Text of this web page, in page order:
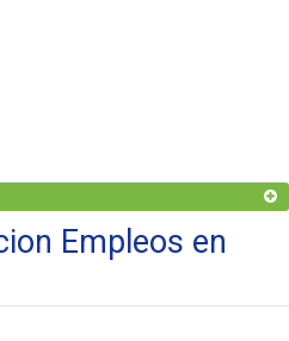
Empleos en